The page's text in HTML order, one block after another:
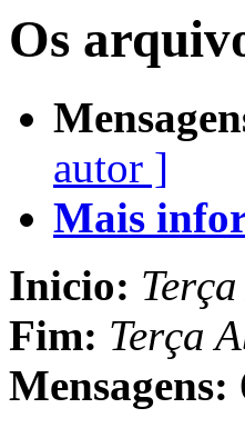
Os
autor ]
Mais
Inicio:
Fim: Terça
Mensagens: